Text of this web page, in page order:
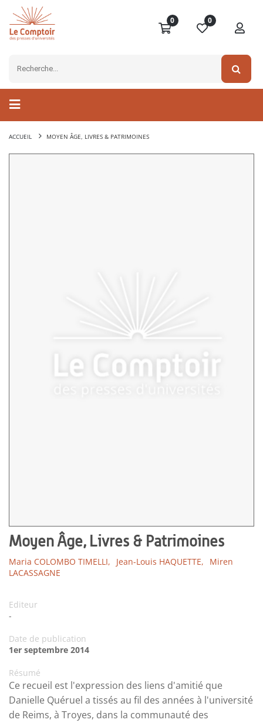
0 0
ACCUEIL MOYEN ÂGE, LIVRES & PATRIMOINES
Moyen Âge, Livres & Patrimoines
Maria COLOMBO TIMELLI, Jean-Louis HAQUETTE,
Miren
LACASSAGNE
Editeur
-
Date de publication
1er septembre 2014
Résumé
Ce recueil est l'expression des liens d'amitié que
Danielle Quéruel a tissés au fil des années à l'université
de Reims, à Troyes, dans la communauté des